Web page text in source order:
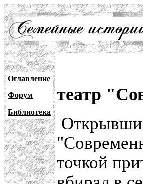
Оглавление
Форум
Библиотека
театр
точкой